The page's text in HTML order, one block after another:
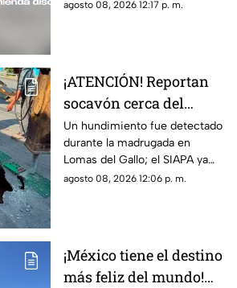
hombre, quien murió tras el
agosto 08, 2026 12:17 p. m.
¡ATENCIÓN! Reportan
socavón cerca del
parque Luis Quintanar
en Guadalajara
Un hundimiento fue detectado
durante la madrugada en
Lomas del Gallo; el SIAPA ya
trabaja en la reparación y pide
agosto 08, 2026 12:06 p. m.
¡México tiene el destino
más feliz del mundo!